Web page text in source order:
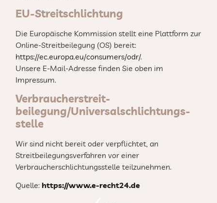
EU-Streitschlichtung
Die Europäische Kommission stellt eine Plattform zur
Online-Streitbeilegung (OS) bereit:
https://ec.europa.eu/consumers/odr/.
Unsere E-Mail-Adresse finden Sie oben im
Impressum.
Verbraucher­streit­
beilegung/Universal­schlichtungs­
stelle
Wir sind nicht bereit oder verpflichtet, an
Streitbeilegungsverfahren vor einer
Verbraucherschlichtungsstelle teilzunehmen.
Quelle: https://www.e-recht24.de